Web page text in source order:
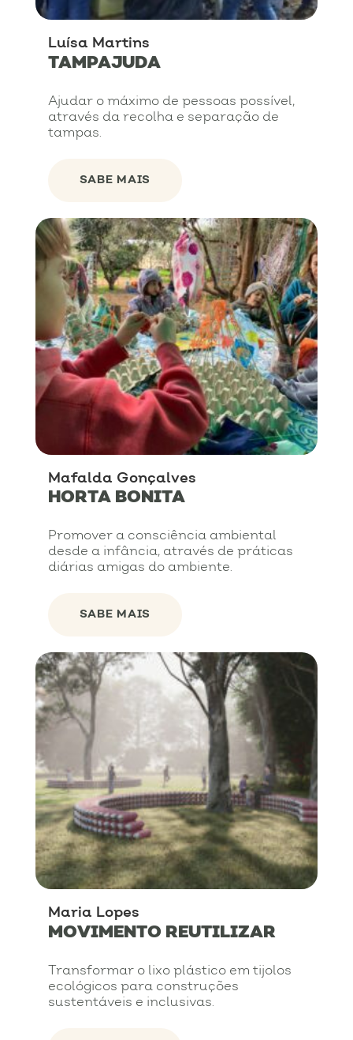
Luísa Martins
TAMPAJUDA
Ajudar o máximo de pessoas possível,
através da recolha e separação de
tampas.
SABE MAIS
Mafalda Gonçalves
HORTA BONITA
Promover a consciência ambiental
desde a infância, através de práticas
diárias amigas do ambiente.
SABE MAIS
Maria Lopes
MOVIMENTO REUTILIZAR
Transformar o lixo plástico em tijolos
ecológicos para construções
sustentáveis e inclusivas.